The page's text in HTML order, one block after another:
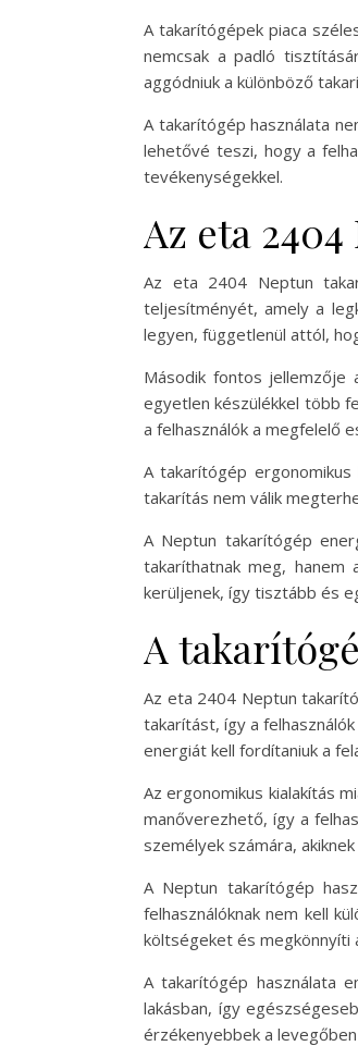
A takarítógépek piaca
nemcsak a padló
aggódniuk a különböző
A takarítógép használata
lehetővé teszi, hogy a
tevékenységekkel.
Az eta
Az eta 2404 Neptun
teljesítményét, amely a
legyen, függetlenül attól,
Második fontos jellemzője
egyetlen készülékkel több
a felhasználók a megfelelő
A takarítógép
takarítás nem válik
A Neptun takarítógép
takaríthatnak meg,
kerüljenek, így tisztább és
A
Az eta 2404 Neptun
takarítást, így a
energiát kell fordítaniuk a
Az ergonomikus kialakítás
manőverezhető, így a
személyek számára,
A Neptun takarítógép
felhasználóknak nem kell
költségeket és megkönnyíti
A takarítógép használata
lakásban, így
érzékenyebbek a